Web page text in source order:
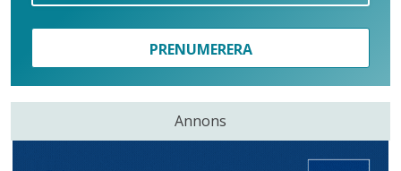
PRENUMERERA
Annons